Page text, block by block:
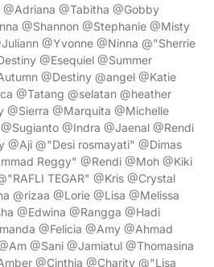
@Adriana @Tabitha @Gobby
@Shannon @Stephanie @Misty
@Yvonne @Ninna @"Sherrie
@Esequiel @Summer
@Destiny @angel @Katie
@Tatang @selatan @heather
@Sierra @Marquita @Michelle
@Indra @Jaenal @Rendi
@Aji @"Desi rosmayati" @Dimas
Reggy" @Rendi @Moh @Kiki
TEGAR" @Kris @Crystal
@rizaa @Lorie @Lisa @Melissa
@Edwina @Rangga @Hadi
@Felicia @Amy @Ahmad
@Sani @Jamiatul @Thomasina
@Cinthia @Charity @"Lisa